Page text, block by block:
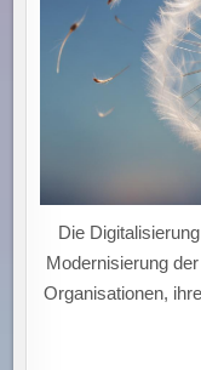
Die
Modernisierung
Organisationen,